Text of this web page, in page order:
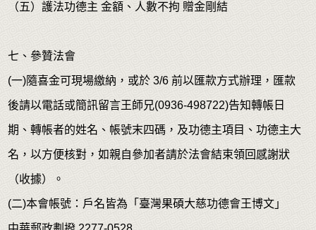
（五）護法功德主 金額、人數不拘 贈金剛結
七、參贊法會
(一)隨喜金可現場繳納，或於 3/6 前以匯款方式辦理，匯款
後請以電話或簡訊留言王師兄(0936-498722)告知轉帳日
期、轉帳者的姓名、帳號末四碼，及功德主項目、功德主大
名，以方便核對，如親自參加者請於法會結束領回感謝狀
（收據）。
(二)本會帳號：戶名皆為「臺灣果碩大慈功德會王博文」